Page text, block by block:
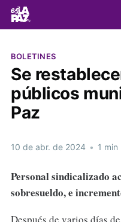
BOLETINES
Se
públicos
Paz
10 de abr. de 2024 • 1 min
Personal sindicalizado
sobresueldo, e
Después de varios días